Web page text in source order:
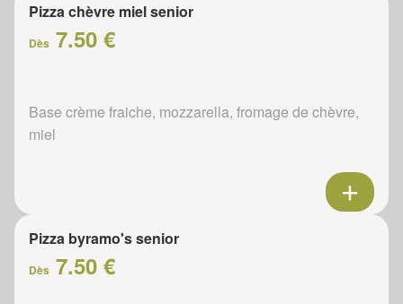
Pizza chèvre miel senior
Dès 7.50 €
Base crème fraiche, mozzarella, fromage de chèvre,
miel
Pizza byramo's senior
Dès 7.50 €